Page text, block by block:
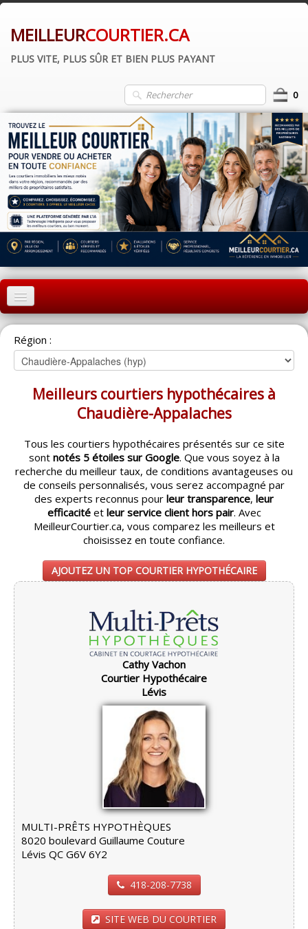
MEILLEURCOURTIER.CA
PLUS VITE, PLUS SÛR ET BIEN PLUS PAYANT
0
ACCUEIL
MONTRÉAL
QUÉBEC
LAVAL
CATÉGORIES▼
ACHETEUR / VENDEUR▼
ENTREPRENEURS▼
ESPACE COURTIER▼
Région :
Meilleurs courtiers hypothécaires à
Chaudière-Appalaches
Tous les courtiers hypothécaires présentés sur ce site
sont notés 5 étoiles sur Google. Que vous soyez à la
recherche du meilleur taux, de conditions avantageuses ou
de conseils personnalisés, vous serez accompagné par
des experts reconnus pour leur transparence, leur
efficacitéet leur service client hors pair. Avec
MeilleurCourtier.ca, vous comparez les meilleurs et
choisissez en toute confiance.
AJOUTEZ UN TOP COURTIER HYPOTHÉCAIRE
Cathy Vachon
Courtier Hypothécaire
Lévis
MULTI-PRÊTS HYPOTHÈQUES
8020 boulevard Guillaume Couture
Lévis QC G6V 6Y2
418-208-7738
SITE WEB DU COURTIER